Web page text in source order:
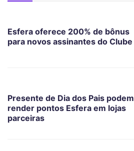
Esfera oferece 200% de bônus
para novos assinantes do Clube
Presente de Dia dos Pais podem
render pontos Esfera em lojas
parceiras